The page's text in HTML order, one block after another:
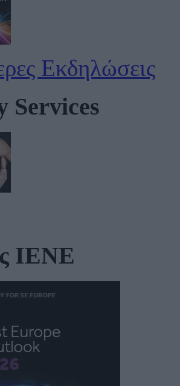
Εκδηλώσεις
Services
ΙΕΝΕ